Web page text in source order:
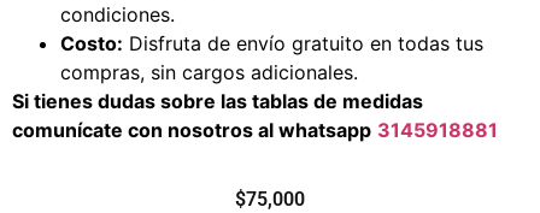
condiciones.
Costo: Disfruta de envío gratuito en todas tus
compras, sin cargos adicionales.
Si tienes dudas sobre las tablas de medidas
comunícate con nosotros al whatsapp 3145918881
$75,000